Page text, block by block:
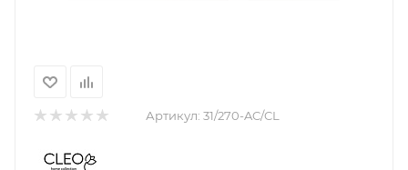
Артикул: 31/270-AC/CL